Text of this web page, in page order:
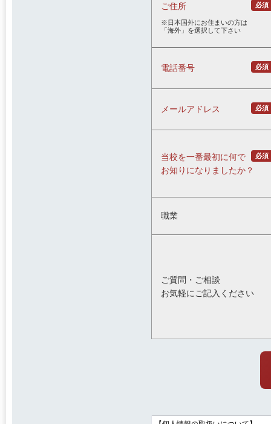
ご住所 必須
※日本国外にお住まいの方は
「海外」を選択して下さい
電話番号 必須
メールアドレス 必須
当校を一番最初に何で 必須
お知りになりましたか？
職業
ご質問・ご相談
お気軽にご記入ください